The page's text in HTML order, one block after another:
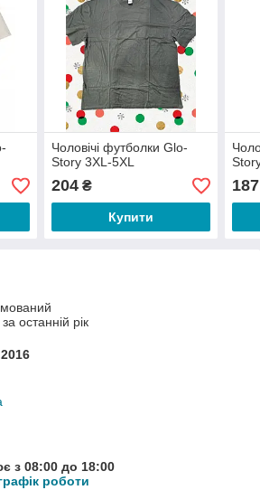
Чоловічі футболки Glo-
Story 3XL-5XL
204₴
Купити
187
останній рік
з 08:00 до 18:00
роботи